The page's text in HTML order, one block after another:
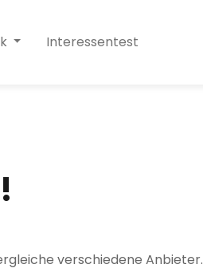
Interessentest
verschiedene Anbieter.